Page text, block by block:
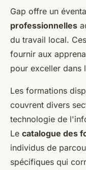
Gap offre un
professionnelles
du travail local.
fournir aux
pour exceller dans
Les formations
couvrent divers
technologie de
Le catalogue des
individus de
spécifiques qui